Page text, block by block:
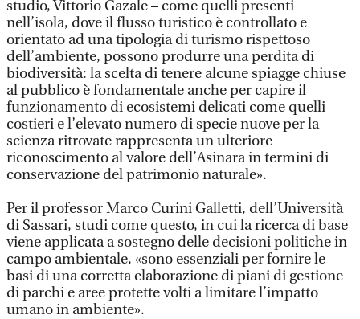
studio, Vittorio Gazale – come quelli presenti
nell’isola, dove il flusso turistico è controllato e
orientato ad una tipologia di turismo rispettoso
dell’ambiente, possono produrre una perdita di
biodiversità: la scelta di tenere alcune spiagge chiuse
al pubblico è fondamentale anche per capire il
funzionamento di ecosistemi delicati come quelli
costieri e l’elevato numero di specie nuove per la
scienza ritrovate rappresenta un ulteriore
riconoscimento al valore dell’Asinara in termini di
conservazione del patrimonio naturale».
Per il professor Marco Curini Galletti, dell’Università
di Sassari, studi come questo, in cui la ricerca di base
viene applicata a sostegno delle decisioni politiche in
campo ambientale, «sono essenziali per fornire le
basi di una corretta elaborazione di piani di gestione
di parchi e aree protette volti a limitare l’impatto
umano in ambiente».